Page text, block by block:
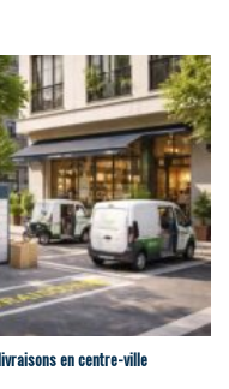
en centre-ville